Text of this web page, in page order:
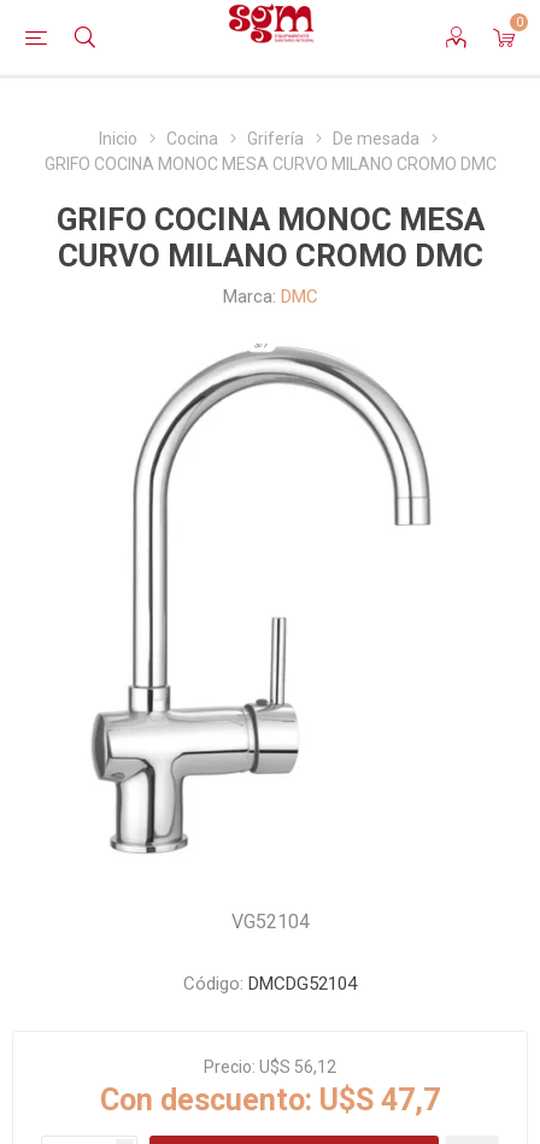
0
Inicio Cocina Grifería
De mesada
GRIFO COCINA MONOC MESA CURVO MILANO CROMO DMC
GRIFO COCINA MONOC MESA
CURVO MILANO CROMO DMC
Marca: DMC
VG52104
Código: DMCDG52104
Precio: U$S 56,12
Con descuento: U$S 47,7